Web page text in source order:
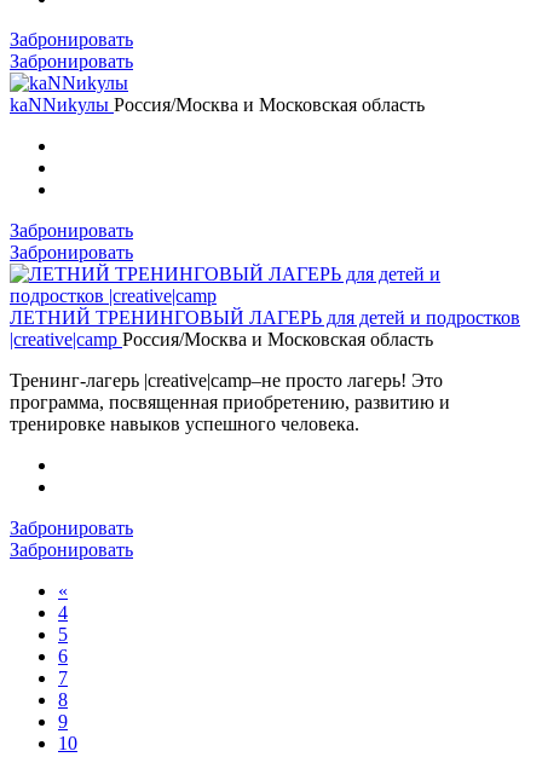
Забронировать
Забронировать
kaNNиkулы Россия/Москва и Московская область
Забронировать
Забронировать
ЛЕТНИЙ ТРЕНИНГОВЫЙ ЛАГЕРЬ для детей и подростков
|creative|camp Россия/Москва и Московская область
Тренинг-лагерь |creative|camp–не просто лагерь! Это
программа, посвященная приобретению, развитию и
тренировке навыков успешного человека.
Забронировать
Забронировать
«
4
5
6
7
8
9
10